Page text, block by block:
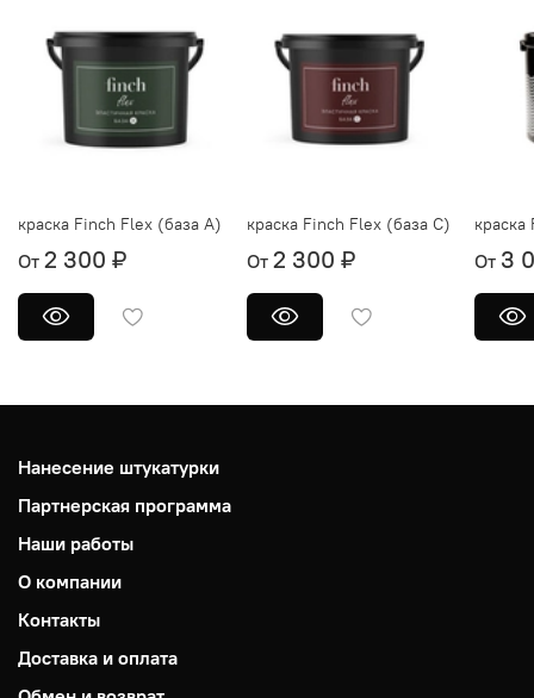
краска Finch Flex (база А)
От 2 300 ₽
краска Finch Flex (база С)
От 2 300 ₽ От 3
Нанесение штукатурки
Партнерская программа
Наши работы
О компании
Контакты
Доставка и оплата